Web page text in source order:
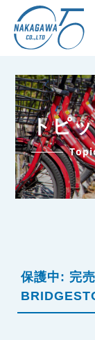
トピ
保護中: 完